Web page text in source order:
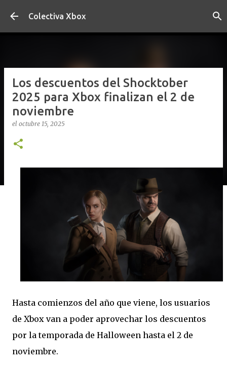
Ir al contenido principal
Colectiva Xbox
Los descuentos del Shocktober
2025 para Xbox finalizan el 2 de
noviembre
el octubre 15, 2025
Hasta comienzos del año que viene, los usuarios
de Xbox van a poder aprovechar los descuentos
por la temporada de Halloween hasta el 2 de
noviembre.